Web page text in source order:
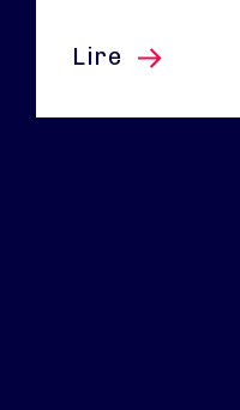
Lire cet article